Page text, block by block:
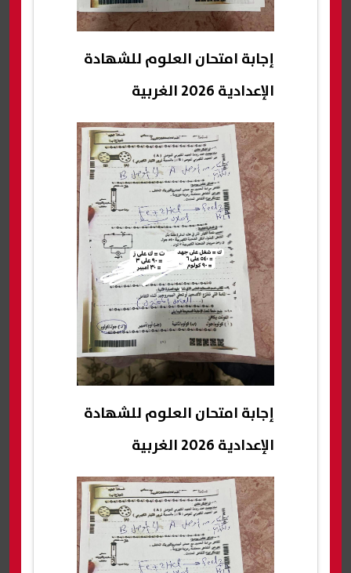
إجابة امتحان العلوم للشهادة
الإعدادية 2026 الغربية
إجابة امتحان العلوم للشهادة
الإعدادية 2026 الغربية